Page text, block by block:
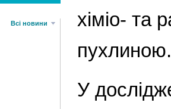
Всі новини
хіміо- та
пухлиною.
У